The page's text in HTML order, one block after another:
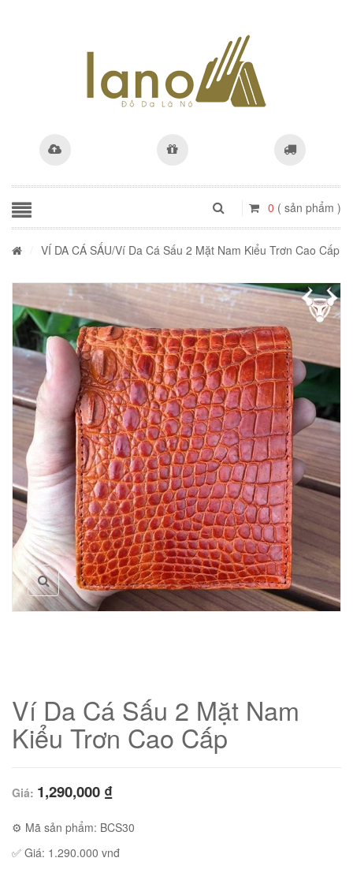
0 ( sản phẩm )
VÍ DA CÁ SẤU/Ví Da Cá Sấu 2 Mặt Nam Kiểu Trơn Cao Cấp
Ví Da Cá Sấu 2 Mặt Nam
Kiểu Trơn Cao Cấp
Giá: 1,290,000 ₫
⚙ Mã sản phẩm: BCS30
✅ Giá: 1.290.000 vnđ